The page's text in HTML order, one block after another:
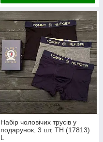
Набір чоловічих трусів у
подарунок, 3 шт, TH (17813)
L